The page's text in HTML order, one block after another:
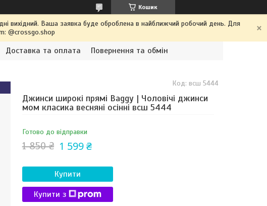
Кошик
вихідний. Ваша заявка буде оброблена в найближчий робочий день. Для
@crossgo.shop
Доставка та оплата Повернення та обмін
Джинси широкі прямі Baggy | Чоловічі джинси
мом класика весняні осінні всш 5444
Готово до відправки
Код:всш 5444
1 850 ₴ 1 599 ₴
Купити
Купити з